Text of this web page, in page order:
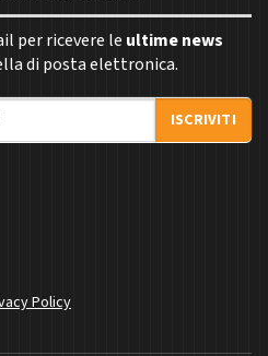
per ricevere le ultime news
di posta elettronica.
ISCRIVITI
Policy